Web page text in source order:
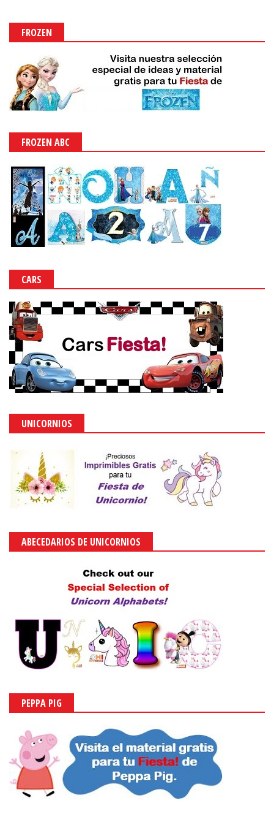
FROZEN
FROZEN ABC
CARS
UNICORNIOS
ABECEDARIOS DE UNICORNIOS
PEPPA PIG